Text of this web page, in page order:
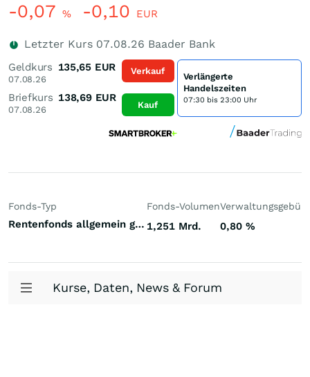
-0,07 % -0,10 EUR
Letzter Kurs 07.08.26 Baader Bank
Geldkurs
07.08.26
135,65 EUR
Briefkurs
07.08.26
138,69 EUR
Verkauf
Kauf
Verlängerte
Handelszeiten
07:30 bis 23:00 Uhr
Fonds-Typ
Rentenfonds allgemein gemischte Laufzeiten Welt Hart- und Weichwährungen (Welt)
Fonds-Volumen
1,251 Mrd. 0,80 %
Kurse, Daten, News & Forum